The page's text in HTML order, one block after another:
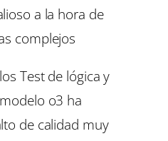
a la hora de
complejos
Test de lógica y
o3 ha
de calidad muy